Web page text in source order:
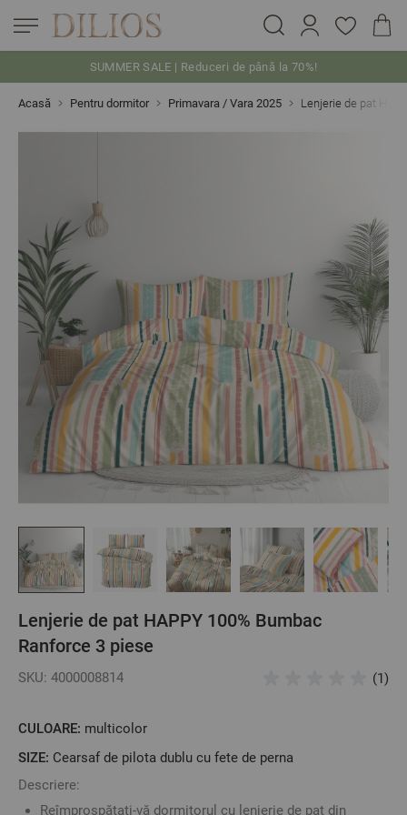
SUMMER SALE | Reduceri de până la 70%!
Acasă Pentru dormitor Primavara / Vara 2025 Lenjerie de pat
Lenjerie de pat HAPPY 100% Bumbac
Ranforce 3 piese
SKU: 4000008814 (1)
CULOARE: multicolor
SIZE: Cearsaf de pilota dublu cu fete de perna
Descriere:
Reîmprospătați-vă dormitorul cu lenjerie de pat din